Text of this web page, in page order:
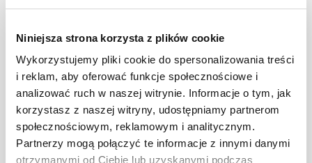
Niniejsza strona korzysta z plików cookie
Wykorzystujemy pliki cookie do spersonalizowania treści
i reklam, aby oferować funkcje społecznościowe i
analizować ruch w naszej witrynie. Informacje o tym, jak
korzystasz z naszej witryny, udostępniamy partnerom
społecznościowym, reklamowym i analitycznym.
Partnerzy mogą połączyć te informacje z innymi danymi
otrzymanymi od Ciebie lub uzyskanymi podczas
kominiarska
mm L-1,2 m
ciemnobrązowa
Ława
kominiarska
stalowa 250
mm L-1,2 m
szt –